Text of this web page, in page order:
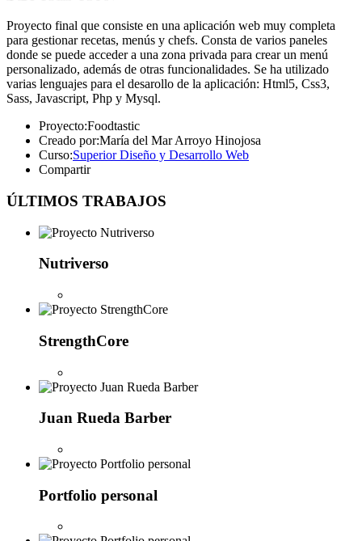
Proyecto final que consiste en una aplicación web muy completa
para gestionar recetas, menús y chefs. Consta de varios paneles
donde se puede acceder a una zona privada para crear un menú
personalizado, además de otras funcionalidades. Se ha utilizado
varias lenguajes para el desarollo de la aplicación: Html5, Css3,
Sass, Javascript, Php y Mysql.
Proyecto:Foodtastic
Creado por:María del Mar Arroyo Hinojosa
Curso:Superior Diseño y Desarrollo Web
Compartir
ÚLTIMOS TRABAJOS
Nutriverso
StrengthCore
Juan Rueda Barber
Portfolio personal